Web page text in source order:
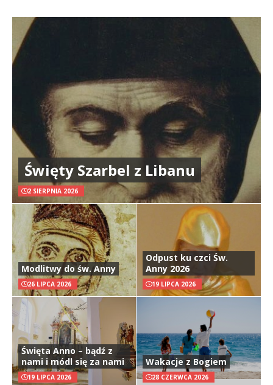
Święty Szarbel z Libanu
2 SIERPNIA 2026
Modlitwy do św. Anny
26 LIPCA 2026
Odpust ku czci Św.
Anny 2026
19 LIPCA 2026
Święta Anno – bądź z
nami i módl się za nami
19 LIPCA 2026
Wakacje z Bogiem
28 CZERWCA 2026